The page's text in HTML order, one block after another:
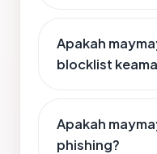
Apakah
blocklist
Apakah
phishing?